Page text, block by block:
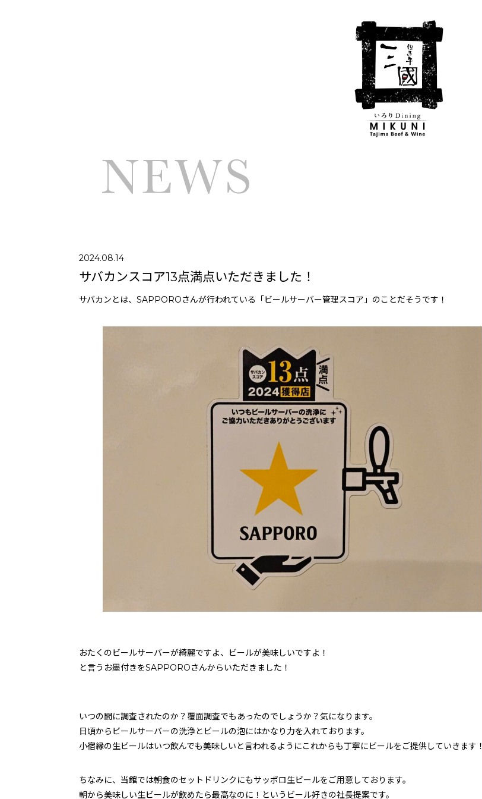
2024.08.14
サバカンスコア13点満点いただきました！
サバカンとは、SAPPOROさんが行われている「ビールサーバー管理スコア」のことだそうです！
おたくのビールサーバーが綺麗ですよ、ビールが美味しいですよ！
と言うお墨付きをSAPPOROさんからいただきました！
いつの間に調査されたのか？覆面調査でもあったのでしょうか？気になります。
日頃からビールサーバーの洗浄とビールの泡にはかなり力を入れております。
小宿縁の生ビールはいつ飲んでも美味しいと言われるようにこれからも丁寧にビールをご提供していきます！
ちなみに、当館では朝食のセットドリンクにもサッポロ生ビールをご用意しております。
朝から美味しい生ビールが飲めたら最高なのに！というビール好きの社長提案です。